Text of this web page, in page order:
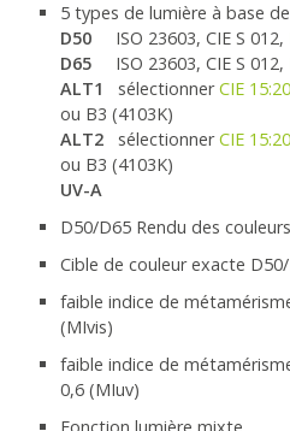
5 types de lumière à base
D50 ISO 23603, CIE S 012,
D65 ISO 23603, CIE S 012,
ALT1 sélectionner CIE
ou B3 (4103K)
ALT2
sélectionnerCIE
ou B3 (4103K)
UV-A
D50/D65 Rendu des
Cible de couleur exacte
faible indice de
(MIvis)
faible indice de
0,6 (MIuv)